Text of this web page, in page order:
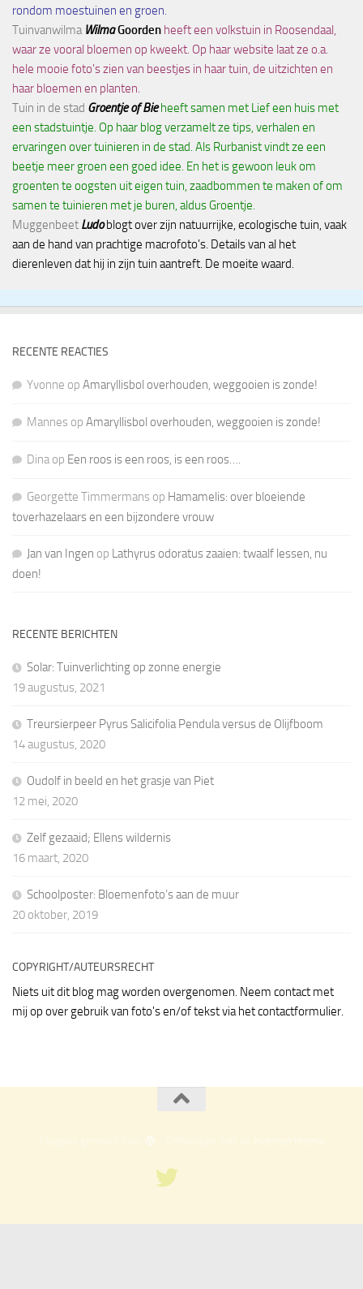
rondom moestuinen en groen.
Tuinvanwilma WilmaGoorden heeft een volkstuin in Roosendaal,
waar ze vooral bloemen op kweekt. Op haar website laat ze o.a.
hele mooie foto's zien van beestjes in haar tuin, de uitzichten en
haar bloemen en planten.
Tuin in de stad Groentje of Bie heeft samen met Lief een huis met
een stadstuintje. Op haar blog verzamelt ze tips, verhalen en
ervaringen over tuinieren in de stad. Als Rurbanist vindt ze een
beetje meer groen een goed idee. En het is gewoon leuk om
groenten te oogsten uit eigen tuin, zaadbommen te maken of om
samen te tuinieren met je buren, aldus Groentje.
Muggenbeet Ludoblogt over zijn natuurrijke, ecologische tuin, vaak
aan de hand van prachtige macrofoto's. Details van al het
dierenleven dat hij in zijn tuin aantreft. De moeite waard.
RECENTE REACTIES
Yvonne op Amaryllisbol overhouden, weggooien is zonde!
Mannes op Amaryllisbol overhouden, weggooien is zonde!
Dinaop Een roos is een roos, is een roos….
Georgette Timmermans op Hamamelis: over bloeiende
toverhazelaars en een bijzondere vrouw
Jan van Ingen op Lathyrus odoratus zaaien: twaalf lessen, nu
doen!
RECENTE BERICHTEN
Solar: Tuinverlichting op zonne energie
19 augustus, 2021
Treursierpeer Pyrus Salicifolia Pendula versus de Olijfboom
14 augustus, 2020
Oudolf in beeld en het grasje van Piet
12 mei, 2020
Zelf gezaaid; Ellens wildernis
16 maart, 2020
Schoolposter: Bloemenfoto’s aan de muur
20 oktober, 2019
COPYRIGHT/AUTEURSRECHT
Niets uit dit blog mag worden overgenomen. Neem contact met
mij op over gebruik van foto's en/of tekst via het contactformulier.